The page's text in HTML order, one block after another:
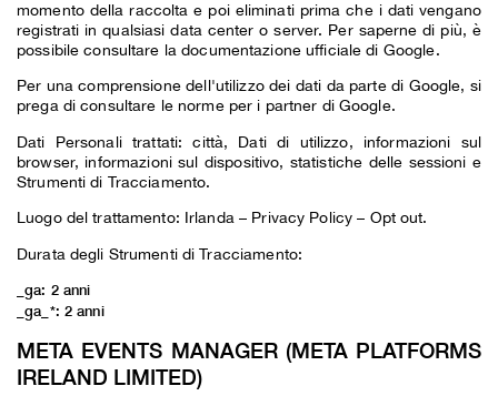
momento della raccolta e poi eliminati prima che i dati vengano
registrati in qualsiasi data center o server. Per saperne di più, è
possibile consultare ladocumentazione ufficiale di Google.
Per una comprensione dell'utilizzo dei dati da parte di Google, si
prega di consultare le norme per i partner di Google.
Dati Personali trattati: città, Dati di utilizzo, informazioni sul
browser, informazioni sul dispositivo, statistiche delle sessioni e
Strumenti di Tracciamento.
Luogo del trattamento: Irlanda – Privacy Policy – Opt out.
Durata degli Strumenti di Tracciamento:
_ga: 2 anni
_ga_*: 2 anni
META EVENTS MANAGER (META PLATFORMS
IRELAND LIMITED)